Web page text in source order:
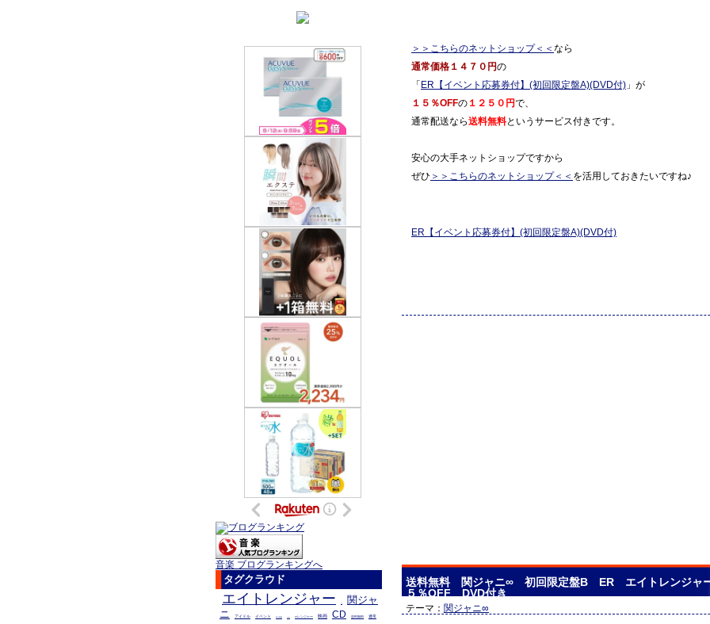
＞＞こちらのネットショップ＜＜ なら
通常価格１４７０円の
「 ER【イベント応募券付】(初回限定盤A)(DVD付) 」が
１５％OFFの １２５０円で、
通常配送なら送料無料というサービス付きです。
安心の大手ネットショップですから
ぜひ ＞＞こちらのネットショップ＜＜ を活用しておきたいですね♪
ER【イベント応募券付】(初回限定盤A)(DVD付)
送料無料 関ジャニ∞ 初回限定盤B ER エイトレンジ
５％OFF DVD付き
テーマ： 関ジャニ∞
音楽 ブログランキングへ
タグクラウド
エイトレンジャー
関ジャ
ニ
アイドル イベント 封入特典 ∞レンジャー 映画 CD 送料無料 通常